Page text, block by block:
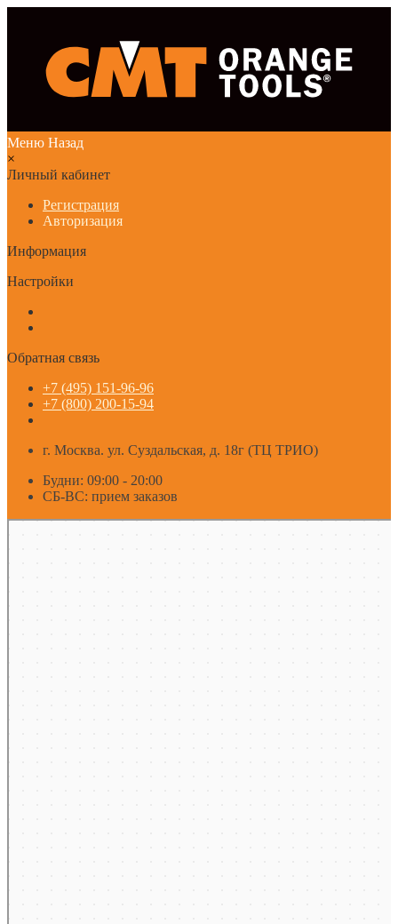
Меню Назад
×
Личный кабинет
Регистрация
Авторизация
Информация
Настройки
Обратная связь
+7 (495) 151-96-96
+7 (800) 200-15-94
г. Москва. ул. Суздальская, д. 18г (ТЦ ТРИО)
Будни: 09:00 - 20:00
СБ-ВС: прием заказов